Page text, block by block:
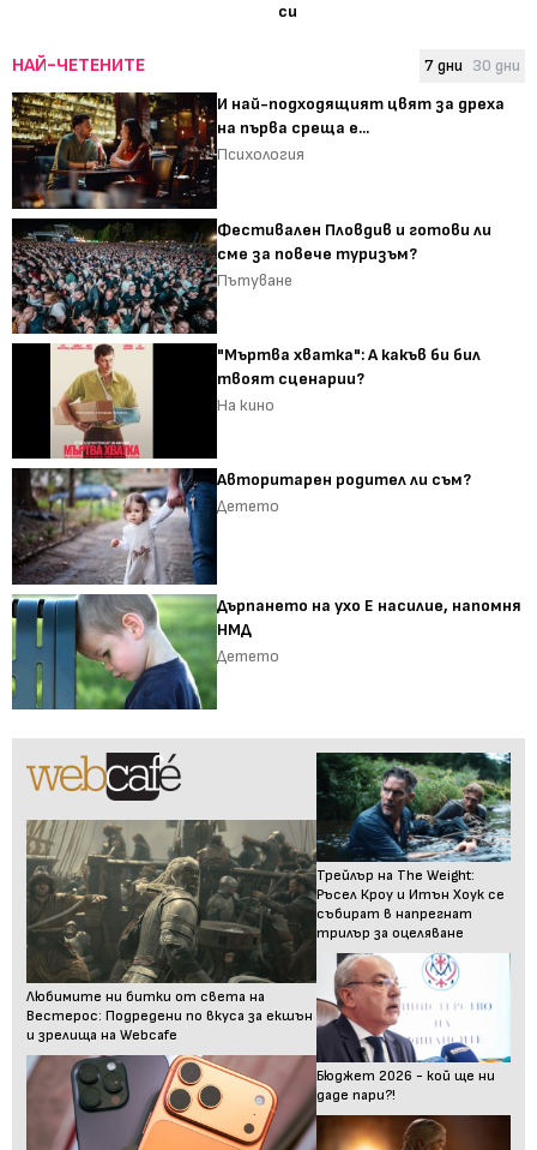
си
НАЙ-ЧЕТЕНИТЕ 7 дни 30 дни
И най-подходящият цвят за дреха
на първа среща е...
Психология
Фестивален Пловдив и готови ли
сме за повече туризъм?
Пътуване
"Мъртва хватка": А какъв би бил
твоят сценарии?
На кино
Авторитарен родител ли съм?
Детето
Дърпането на ухо Е насилие, напомня
НМД
Детето
Любимите ни битки от света на
Вестерос: Подредени по вкуса за екшън
и зрелища на Webcafe
Трейлър на The Weight:
Ръсел Кроу и Итън Хоук се
събират в напрегнат
трилър за оцеляване
Бюджет 2026 - кой ще ни
даде пари?!